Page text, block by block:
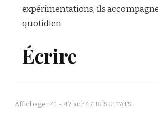
expérimentations, ils
quotidien.
Écrire
Affichage : 41 - 47 sur 47 RÉSULTATS